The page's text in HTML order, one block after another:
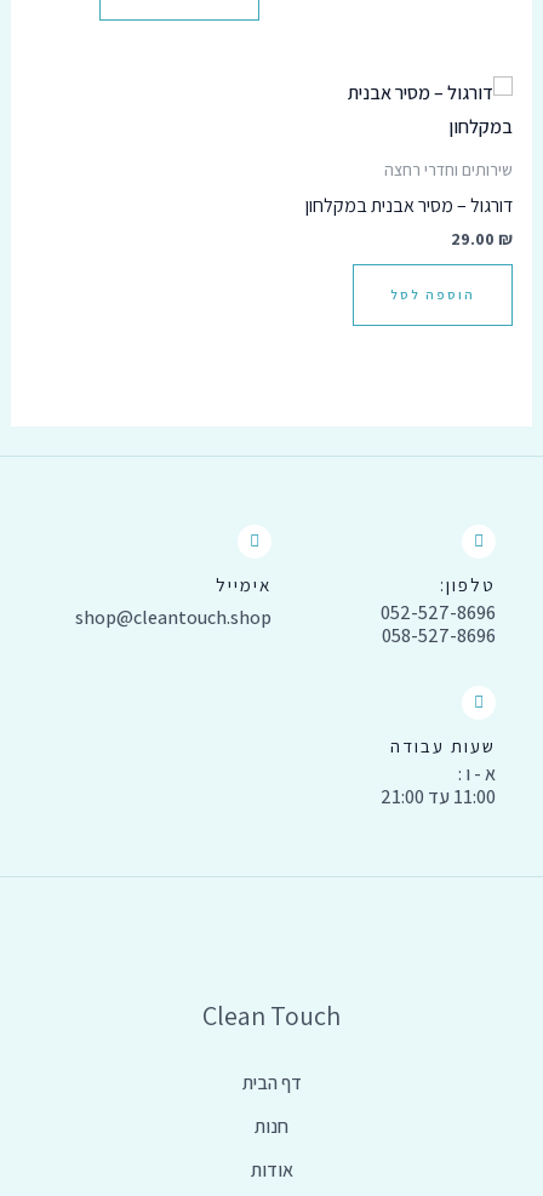
שירותים וחדרי רחצה
דורגול – מסיר אבנית במקלחון
29.00₪
הוספה לסל
טלפון:
052-527-8696
058-527-8696
אימייל
shop@cleantouch.shop
שעות עבודה
א - ו :
11:00 עד 21:00
Clean Touch
דף הבית
חנות
אודות